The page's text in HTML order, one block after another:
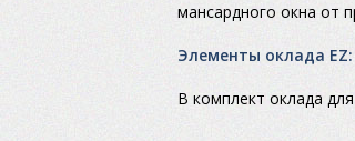
мансардного окна от
Элементы оклада EZ:
В комплект оклада